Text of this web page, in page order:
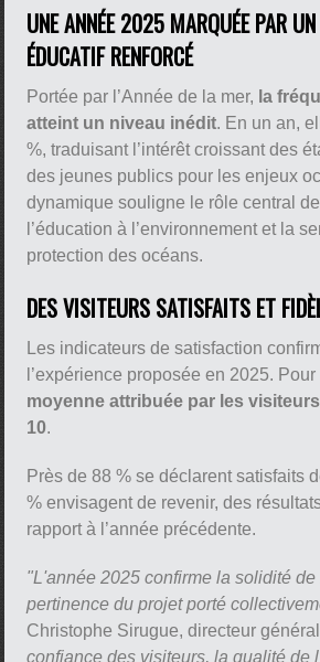
UNE ANNÉE 2025 MARQUÉE PAR
ÉDUCATIF RENFORCÉ
Portée par l’Année de la mer, la
atteint un niveau inédit. En un an,
%, traduisant l’intérêt croissant des
des jeunes publics pour les enjeux
dynamique souligne le rôle central
l’éducation à l’environnement et la
protection des océans.
DES VISITEURS SATISFAITS ET
Les indicateurs de satisfaction
l’expérience proposée en 2025.
moyenne attribuée par les
10.
Près de 88 % se déclarent satisfaits
% envisagent de revenir, des
rapport à l’année précédente.
"L'année 2025 confirme la solidité
pertinence du projet porté
Christophe Sirugue, directeur
confiance des visiteurs, la qualité de